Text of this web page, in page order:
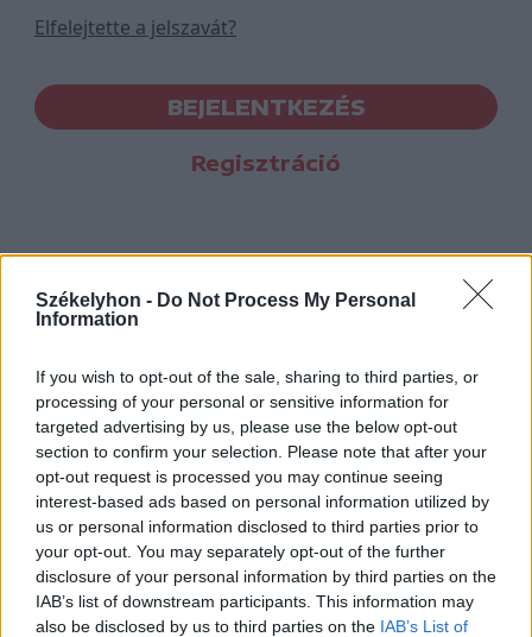
Székelyhon - Do Not Process My Personal
Information
If you wish to opt-out of the sale, sharing to third parties, or
processing of your personal or sensitive information for
targeted advertising by us, please use the below opt-out
section to confirm your selection. Please note that after your
opt-out request is processed you may continue seeing
interest-based ads based on personal information utilized by
us or personal information disclosed to third parties prior to
your opt-out. You may separately opt-out of the further
disclosure of your personal information by third parties on the
IAB’s list of downstream participants. This information may
also be disclosed by us to third parties on the IAB’s List of
Elfelejtette a jelszavát?
BEJELENTKEZÉS
Regisztráció
Hasznos
Impresszum
Szerzői jogok
Adatvédelmi tájékoztató
Cookie-kezelési tájékoztató